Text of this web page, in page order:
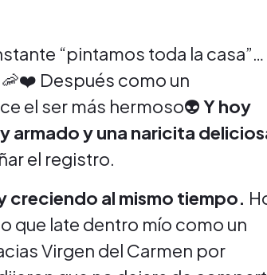
“pintamos toda la casa”…
🦐❤️ Después como un
el ser más hermoso👽Y hoy
armado y una naricita
el registro.
creciendo al mismo tiempo.
que late dentro mío como un
Virgen del Carmen por